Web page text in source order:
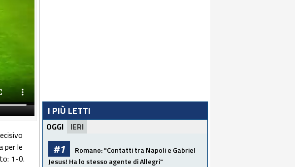
per le
1-0.
I PIÙ LETTI
OGGI IERI
#1
Romano: "Contatti tra Napoli e Gabriel
Jesus! Ha lo stesso agente di Allegri"